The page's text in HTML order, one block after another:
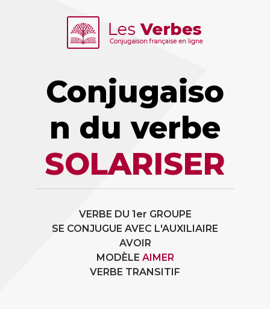
Conjugaiso
n du verbe
SOLARISER
VERBE DU 1er GROUPE
SE CONJUGUE AVEC L'AUXILIAIRE
AVOIR
MODÈLE AIMER
VERBE TRANSITIF